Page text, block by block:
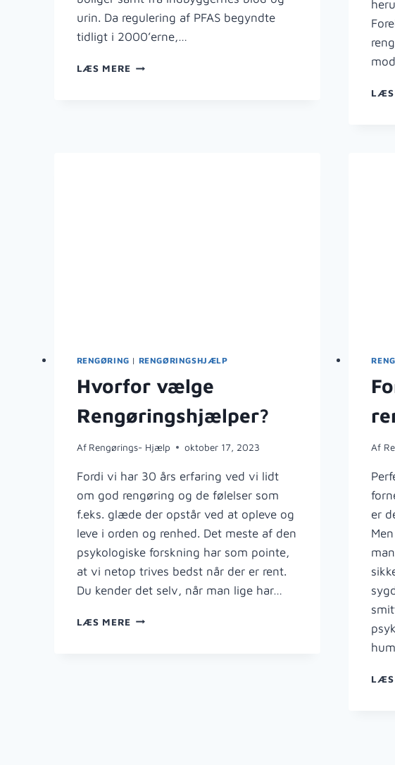
urin. Da regulering af PFAS begyndte
tidligt i 2000’erne,…
LÆS MEREPFAS:
LÆS
RENGØRING | RENGØRINGSHJÆLP
Hvorfor vælge
Rengøringshjælper?
Af Rengørings- Hjælp oktober 17, 2023
Fordi vi har 30 års erfaring ved vi lidt
om god rengøring og de følelser som
f.eks. glæde der opstår ved at opleve og
leve i orden og renhed. Det meste af den
psykologiske forskning har som pointe,
at vi netop trives bedst når der er rent.
Du kender det selv, når man lige har…
LÆS MEREHVORFOR
Af
er
LÆS